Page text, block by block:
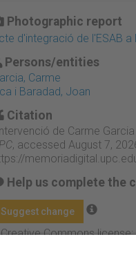
Photographic report
d'integració de l'ESAB a
Persons/entities
Carme
i Baradad, Joan
Citation
de Carme
, accessed August 7,
Help us complete the
Suggest change
Commons license: